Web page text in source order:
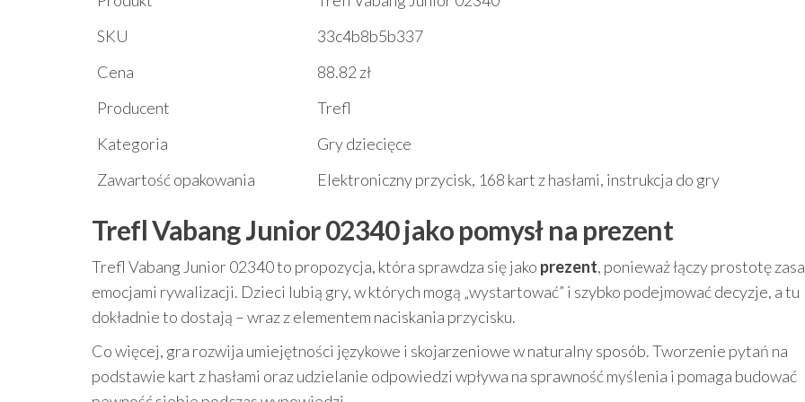
SKU
33c4b8b5b337
Cena
88.82 zł
Producent
Trefl
Kategoria
Gry dziecięce
Zawartość opakowania
Elektroniczny przycisk, 168 kart z hasłami, instrukcja do gry
Trefl Vabang Junior 02340 jako pomysł na prezent
Trefl Vabang Junior 02340 to propozycja, która sprawdza się jako prezent, ponieważ łączy prostotę
emocjami rywalizacji. Dzieci lubią gry, w których mogą „wystartować” i szybko podejmować decyzje, a tu
dokładnie to dostają – wraz z elementem naciskania przycisku.
Co więcej, gra rozwija umiejętności językowe i skojarzeniowe w naturalny sposób. Tworzenie pytań na
podstawie kart z hasłami oraz udzielanie odpowiedzi wpływa na sprawność myślenia i pomaga budować